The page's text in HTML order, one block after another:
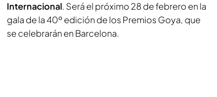
Internacional. Será el próximo 28 de febrero en la
gala de la 40º edición de los Premios Goya, que
se celebrarán en Barcelona.